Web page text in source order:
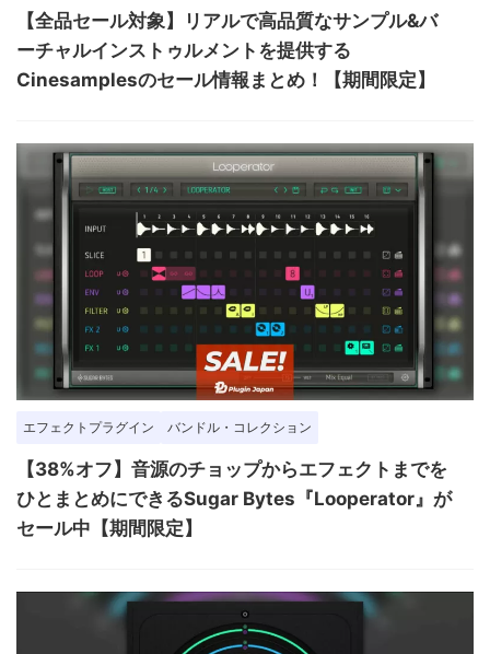
【全品セール対象】リアルで高品質なサンプル&バ
ーチャルインストゥルメントを提供する
Cinesamplesのセール情報まとめ！【期間限定】
エフェクトプラグイン バンドル・コレクション
【38%オフ】音源のチョップからエフェクトまでを
ひとまとめにできるSugar Bytes『Looperator』が
セール中【期間限定】